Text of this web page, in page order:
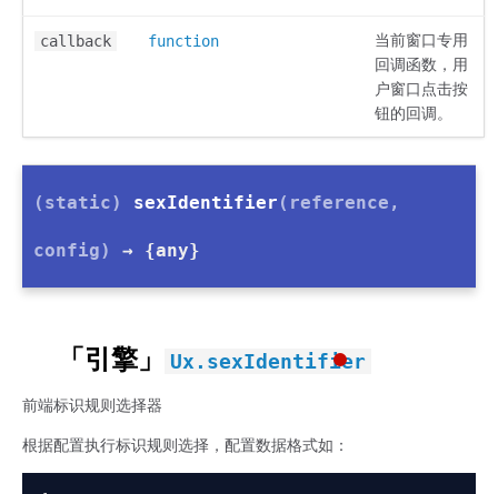
callback function
当前窗口专用
回调函数，用
户窗口点击按
钮的回调。
(static) sexIdentifier (reference,
config) → {any}
「引擎」 Ux.sexIdentifier
前端标识规则选择器
根据配置执行标识规则选择，配置数据格式如：